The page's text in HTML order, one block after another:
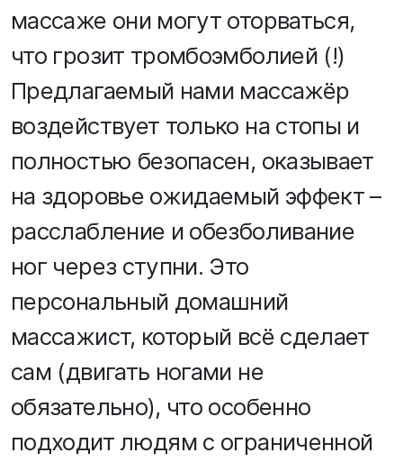
массаже они могут оторваться,
что грозит тромбоэмболией (!)
Предлагаемый нами массажёр
воздействует только на стопы и
полностью безопасен, оказывает
на здоровье ожидаемый эффект –
расслабление и обезболивание
ног через ступни. Это
персональный домашний
массажист, который всё сделает
сам (двигать ногами не
обязательно), что особенно
подходит людям с ограниченной